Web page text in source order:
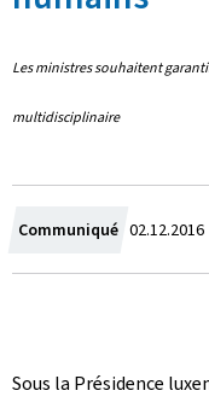
Les ministres souhaitent
multidisciplinaire
Communiqué C
r
e
02.12.2016
Sous la Présidence